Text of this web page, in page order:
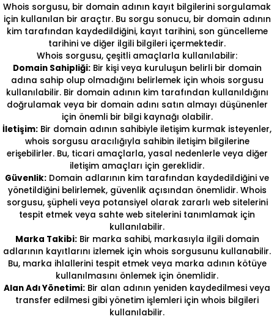
Whois sorgusu, bir domain adının kayıt bilgilerini sorgulamak
için kullanılan bir araçtır. Bu sorgu sonucu, bir domain adının
kim tarafından kaydedildiğini, kayıt tarihini, son güncelleme
tarihini ve diğer ilgili bilgileri içermektedir.
Whois sorgusu, çeşitli amaçlarla kullanılabilir:
Domain Sahipliği:Bir kişi veya kuruluşun belirli bir domain
adına sahip olup olmadığını belirlemek için whois sorgusu
kullanılabilir. Bir domain adının kim tarafından kullanıldığını
doğrulamak veya bir domain adını satın almayı düşünenler
için önemli bir bilgi kaynağı olabilir.
İletişim: Bir domain adının sahibiyle iletişim kurmak isteyenler,
whois sorgusu aracılığıyla sahibin iletişim bilgilerine
erişebilirler. Bu, ticari amaçlarla, yasal nedenlerle veya diğer
iletişim amaçları için gereklidir.
Güvenlik: Domain adlarının kim tarafından kaydedildiğini ve
yönetildiğini belirlemek, güvenlik açısından önemlidir. Whois
sorgusu, şüpheli veya potansiyel olarak zararlı web sitelerini
tespit etmek veya sahte web sitelerini tanımlamak için
kullanılabilir.
Marka Takibi:Bir marka sahibi, markasıyla ilgili domain
adlarının kayıtlarını izlemek için whois sorgusunu kullanabilir.
Bu, marka ihlallerini tespit etmek veya marka adının kötüye
kullanılmasını önlemek için önemlidir.
Alan Adı Yönetimi: Bir alan adının yeniden kaydedilmesi veya
transfer edilmesi gibi yönetim işlemleri için whois bilgileri
kullanılabilir.